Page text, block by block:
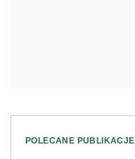
POLECANE PUBLIKACJE